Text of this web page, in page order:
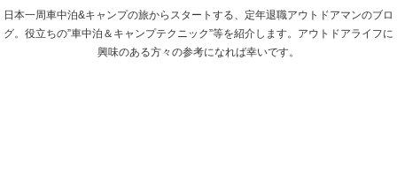
日本一周車中泊&キャンプの旅からスタートする、定年退職アウトドアマンのブロ
グ。役立ちの”車中泊＆キャンプテクニック”等を紹介します。アウトドアライフに
興味のある方々の参考になれば幸いです。